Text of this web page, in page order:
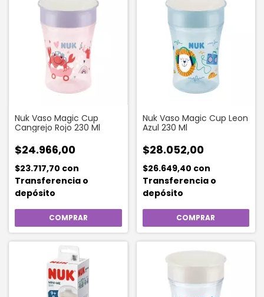
Nuk Vaso Magic Cup
Cangrejo Rojo 230 Ml
$24.966,00
$23.717,70 con
Transferencia o
depósito
Nuk Vaso Magic Cup Leon
Azul 230 Ml
$28.052,00
$26.649,40 con
Transferencia o
depósito